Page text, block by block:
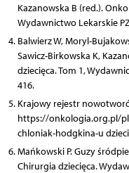
Kazanowska B (red.).
Wydawnictwo Lekarskie
Balwierz W, Moryl-
Sawicz-Birkowska K,
dziecięca. Tom 1,
416.
Krajowy rejestr
https://onkologia.org.pl/
chloniak-hodgkina-u
Mańkowski P. Guzy
Chirurgia dziecięca.